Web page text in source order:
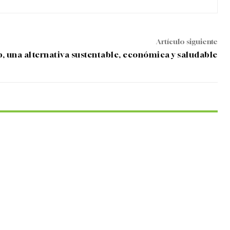
Artículo siguiente
una alternativa sustentable, económica y saludable